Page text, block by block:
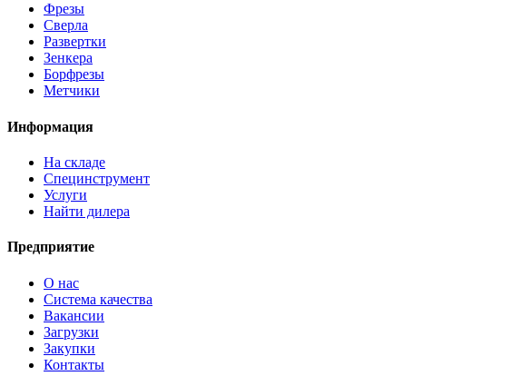
Фрезы
Сверла
Развертки
Зенкера
Борфрезы
Метчики
Информация
На складе
Специнструмент
Услуги
Найти дилера
Предприятие
О нас
Система качества
Вакансии
Загрузки
Закупки
Контакты